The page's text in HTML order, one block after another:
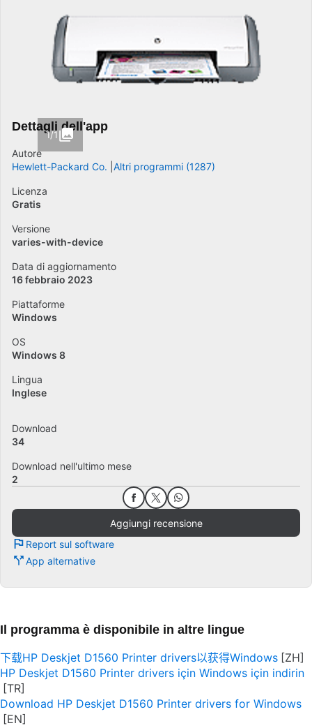
1/1
Dettagli dell'app
Autore
Hewlett-Packard Co. Altri programmi (1287)
Licenza
Gratis
Versione
varies-with-device
Data di aggiornamento
16 febbraio 2023
Piattaforme
Windows
OS
Windows 8
Lingua
Inglese
Download
34
Download nell'ultimo mese
2
Aggiungi recensione
Report sul software
App alternative
Il programma è disponibile in altre lingue
下载HP Deskjet D1560 Printer drivers以获得Windows
HP Deskjet D1560 Printer drivers için Windows için indirin
Download HP Deskjet D1560 Printer drivers for Windows